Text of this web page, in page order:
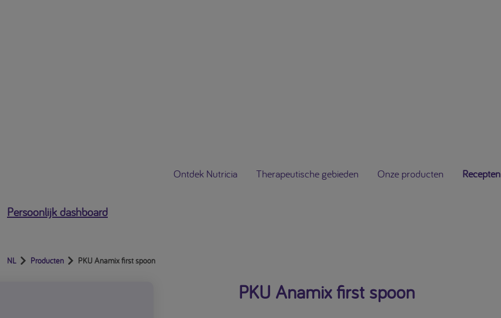
Ontdek Nutricia Therapeutische gebieden Onze producten Recepten
Persoonlijk dashboard
NL Producten PKU Anamix first spoon
PKU Anamix first spoon